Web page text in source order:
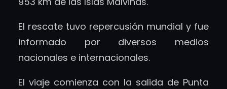
El rescate tuvo repercusión mundial y fue
informado por diversos medios
nacionales e internacionales.
El viaje comienza con la salida de Punta